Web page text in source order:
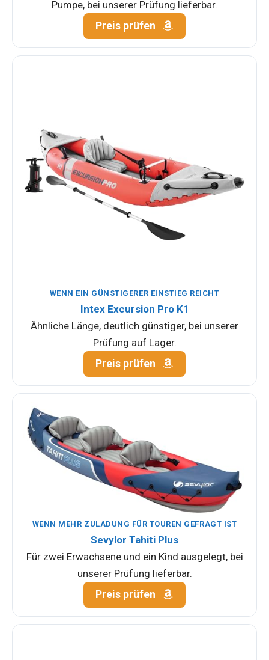
Pumpe, bei unserer Prüfung lieferbar.
Preis prüfen
WENN EIN GÜNSTIGERER EINSTIEG REICHT
Intex Excursion Pro K1
Ähnliche Länge, deutlich günstiger, bei unserer
Prüfung auf Lager.
Preis prüfen
WENN MEHR ZULADUNG FÜR TOUREN GEFRAGT IST
Sevylor Tahiti Plus
Für zwei Erwachsene und ein Kind ausgelegt, bei
unserer Prüfung lieferbar.
Preis prüfen